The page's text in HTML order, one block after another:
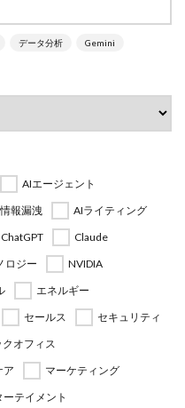
データ分析 Gemini
AIエージェント
報漏洩
AIライティング
ChatGPT
Claude
ロジー
NVIDIA
エネルギー
セールス
セキュリティ
オフィス
ア
マーケティング
テイメント